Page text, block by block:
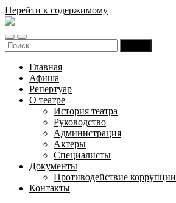
Перейти к содержимому
Русский
драмы
и
комедии
Карачаево-
Черкесской
Республики
Переключить
мобильное
Переключить
поле
Найти:
Главная
Афиша
Репертуар
О театре
История театра
Руководство
Администрация
Актеры
Специалисты
Документы
Противодействие коррупции
Контакты